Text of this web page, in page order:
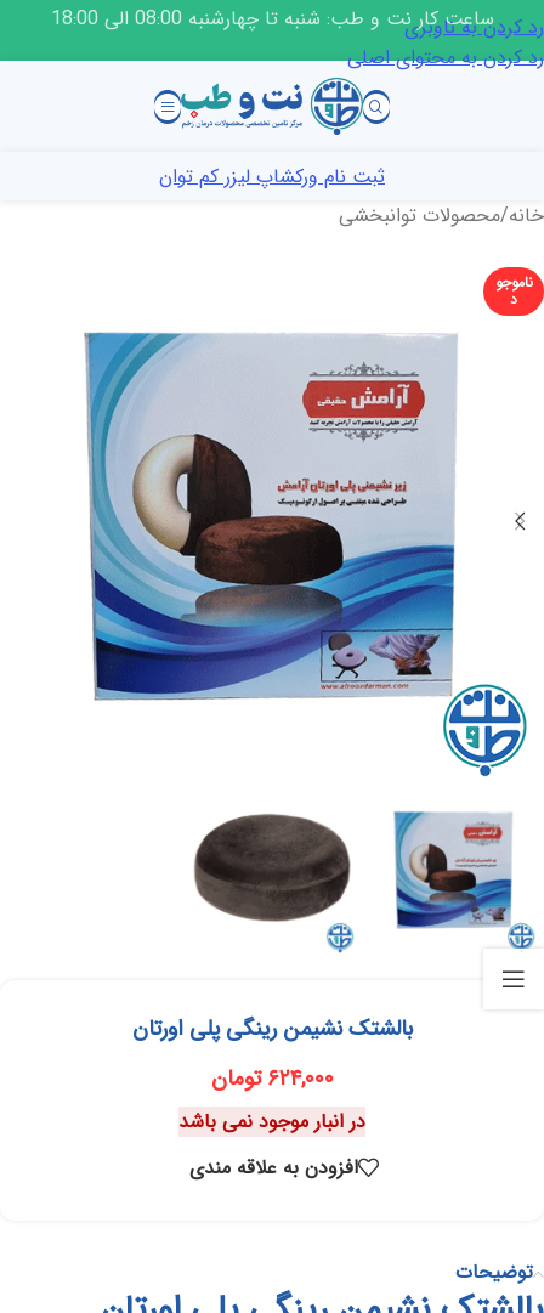
رد کردن به ناوبری
رد کردن به محتوای اصلی
ساعت کار نت و طب: شنبه تا چهارشنبه 08:00 الی 18:00
ثبت نام ورکشاپ لیزر کم توان
خانه/محصولات توانبخشی
ناموجو
د
بالشتک نشیمن رینگی پلی اورتان
۶۲۴,۰۰۰ تومان
در انبار موجود نمی باشد
افزودن به علاقه مندی
توضیحات